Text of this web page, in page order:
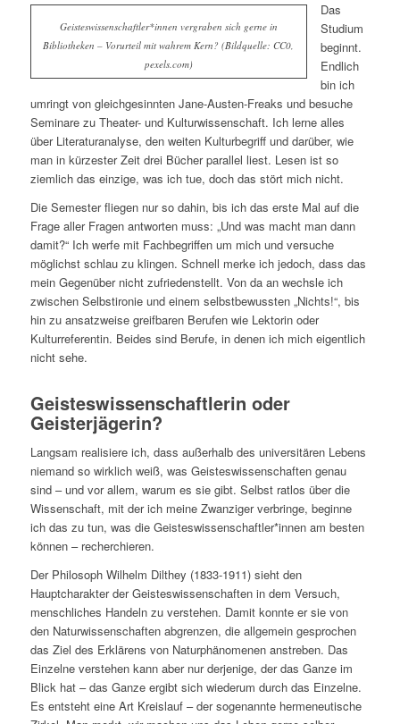
Geisteswissenschaftler*innen vergraben sich gerne in
Bibliotheken – Vorurteil mit wahrem Kern? (Bildquelle: CC0,
pexels.com)
Das
Studium
beginnt.
Endlich
bin ich
umringt von gleichgesinnten Jane-Austen-Freaks und besuche
Seminare zu Theater- und Kulturwissenschaft. Ich lerne alles
über Literaturanalyse, den weiten Kulturbegriff und darüber, wie
man in kürzester Zeit drei Bücher parallel liest. Lesen ist so
ziemlich das einzige, was ich tue, doch das stört mich nicht.
Die Semester fliegen nur so dahin, bis ich das erste Mal auf die
Frage aller Fragen antworten muss: „Und was macht man dann
damit?“ Ich werfe mit Fachbegriffen um mich und versuche
möglichst schlau zu klingen. Schnell merke ich jedoch, dass das
mein Gegenüber nicht zufriedenstellt. Von da an wechsle ich
zwischen Selbstironie und einem selbstbewussten „Nichts!“, bis
hin zu ansatzweise greifbaren Berufen wie Lektorin oder
Kulturreferentin. Beides sind Berufe, in denen ich mich eigentlich
nicht sehe.
Geisteswissenschaftlerin oder
Geisterjägerin?
Langsam realisiere ich, dass außerhalb des universitären Lebens
niemand so wirklich weiß, was Geisteswissenschaften genau
sind – und vor allem, warum es sie gibt. Selbst ratlos über die
Wissenschaft, mit der ich meine Zwanziger verbringe, beginne
ich das zu tun, was die Geisteswissenschaftler*innen am besten
können – recherchieren.
Der Philosoph Wilhelm Dilthey (1833-1911) sieht den
Hauptcharakter der Geisteswissenschaften in dem Versuch,
menschliches Handeln zu verstehen. Damit konnte er sie von
den Naturwissenschaften abgrenzen, die allgemein gesprochen
das Ziel des Erklärens von Naturphänomenen anstreben. Das
Einzelne verstehen kann aber nur derjenige, der das Ganze im
Blick hat – das Ganze ergibt sich wiederum durch das Einzelne.
Es entsteht eine Art Kreislauf – der sogenannte hermeneutische